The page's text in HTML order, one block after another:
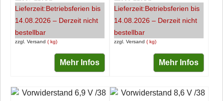
zzgl. Versand kg
Lieferzeit:Betriebsferien bis
14.08.2026 – Derzeit nicht
bestellbar
Mehr Infos
zzgl. Versand kg
Lieferzeit:Betriebsferien bis
14.08.2026 – Derzeit nicht
bestellbar
Mehr Infos